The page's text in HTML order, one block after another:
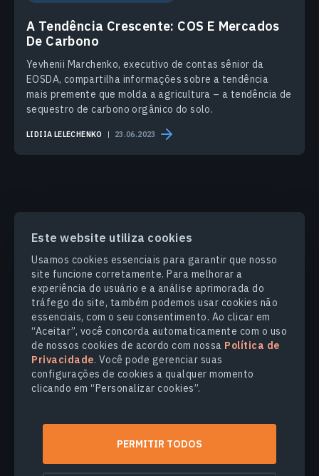
Este website utiliza cookies
Usamos cookies essenciais para garantir que nosso
site funcione corretamente. Para melhorar a
experiência do usuário e a análise aprimorada do
tráfego do site, também podemos usar cookies não
essenciais, com o seu consentimento. Ao clicar em
“Aceitar”, você concorda automaticamente com o uso
de nossos cookies de acordo com nossa Política de
Privacidade. Você pode gerenciar suas
configurações de cookies a qualquer momento
clicando em “Personalizar cookies”.
PERMITIR TODOS
A Tendência Crescente: COS E Mercados
De Carbono
Yevhenii Marchenko, executivo de contas sênior da
EOSDA, compartilha informações sobre a tendência
mais premente que molda a agricultura – a tendência de
sequestro de carbono orgânico do solo.
LIDIIA LELECHENKO 23.06.2023
PRODUCTS & SOLUTIONS
SETORES
COMPANHIA
EXPLORE